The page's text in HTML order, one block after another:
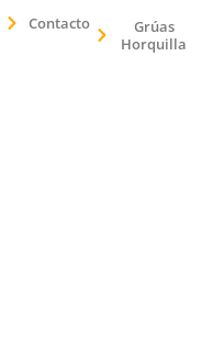
Contacto
Grúas
Horquilla